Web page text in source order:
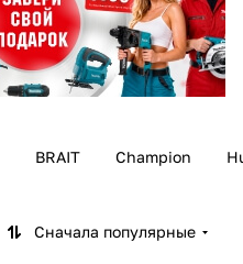
BRAIT Champion
Сначала популярные